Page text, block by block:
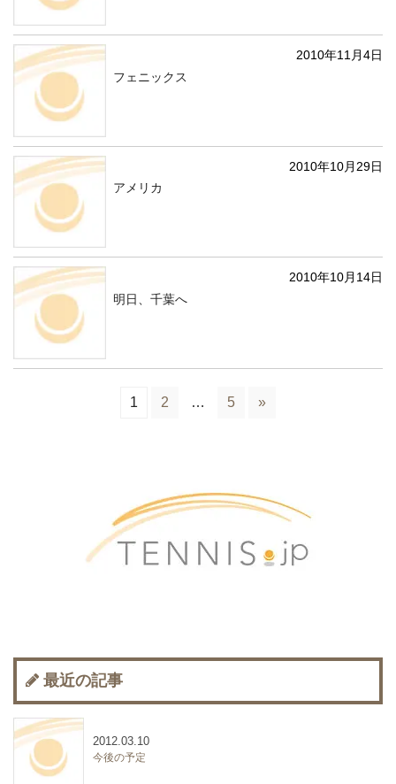
2010年11月4日
フェニックス
2010年10月29日
アメリカ
2010年10月14日
明日、千葉へ
1 2 … 5 »
最近の記事
今後の予定
2012.03.10